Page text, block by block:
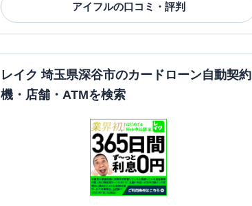
アイフルの口コミ・評判
レイク 埼玉県深谷市のカードローン自動契約
機・店舗・ATMを検索